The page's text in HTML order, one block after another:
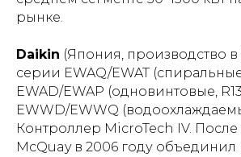
рынке.
Daikin (Япония, производство
серии EWAQ/EWAT
EWAD/EWAP (одновинтовые,
EWWD/EWWQ
Контроллер MicroTech IV.
McQuay в 2006 году